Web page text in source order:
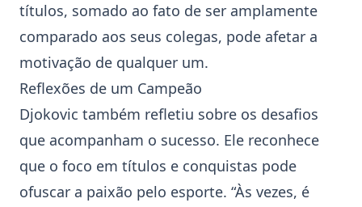
títulos, somado ao fato de ser amplamente
comparado aos seus colegas, pode afetar a
motivação de qualquer um.
Reflexões de um Campeão
Djokovic também refletiu sobre os desafios
que acompanham o sucesso. Ele reconhece
que o foco em títulos e conquistas pode
ofuscar a paixão pelo esporte. “Às vezes, é